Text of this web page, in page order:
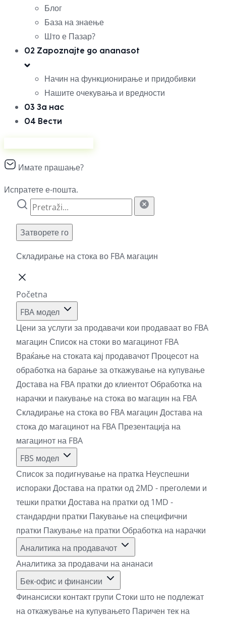
Блог
База на знаење
Што е Пазар?
02 Zapoznajte go ananasot
Начин на функционирање и придобивки
Нашите очекувања и вредности
03 За нас
04 Вести
Имате прашање?
Испратете е-пошта.
Затворете го
Складирање на стока во FBA магацин
Početna
FBA модел
Цени за услуги за продавачи кои продаваат во FBA
магацин Список на стоки во магацинот FBA
Враќање на стоката кај продавачот Процесот на
обработка на барање за откажување на купување
Достава на FBA пратки до клиентотОбработка на
нарачки и пакување на стока во магацин на FBA
Складирање на стока во FBA магацин Достава на
стока до магацинот на FBA Презентација на
магацинот на FBA
FBS модел
Список за подигнување на пратка Неуспешни
испораки Достава на пратки од 2MD - преголеми и
тешки пратки Достава на пратки од 1MD -
стандардни пратки Пакување на специфични
пратки Пакување на пратки Обработка на нарачки
Аналитика на продавачот
Аналитика за продавачи на ананаси
Бек-офис и финансии
Финансиски контакт групи Стоки што не подлежат
на откажување на купувањето Паричен тек на